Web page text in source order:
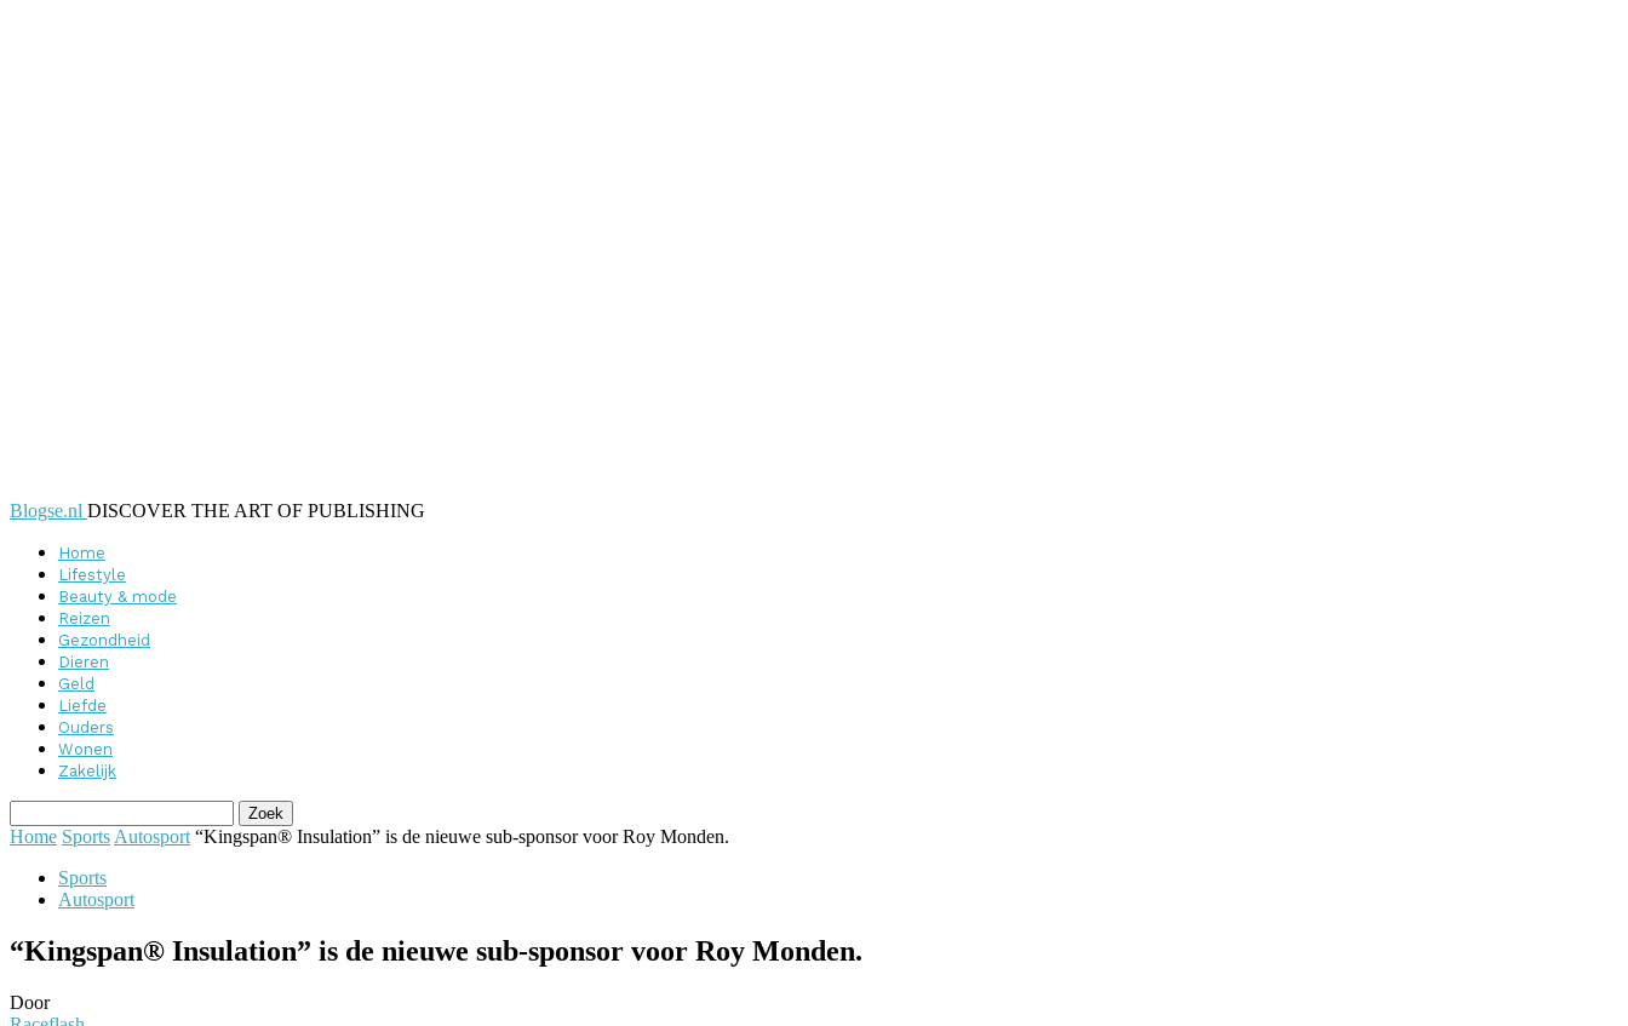
Blogse.nl DISCOVER THE ART OF PUBLISHING
Home
Lifestyle
Beauty & mode
Reizen
Gezondheid
Dieren
Geld
Liefde
Ouders
Wonen
Zakelijk
Home Sports Autosport “Kingspan® Insulation” is de nieuwe sub-sponsor voor Roy Monden.
Sports
Autosport
“Kingspan® Insulation” is de nieuwe sub-sponsor voor Roy Monden.
Door